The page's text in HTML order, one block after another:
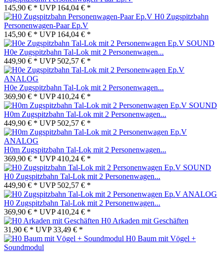
145,90 € * UVP 164,04 € *
H0 Zugspitzbahn
Personenwagen-Paar Ep.V
145,90 € * UVP 164,04 € *
H0e Zugspitzbahn Tal-Lok mit 2 Personenwagen...
449,90 € * UVP 502,57 € *
H0e Zugspitzbahn Tal-Lok mit 2 Personenwagen...
369,90 € * UVP410,24 € *
H0m Zugspitzbahn Tal-Lok mit 2 Personenwagen...
449,90 € * UVP 502,57 € *
H0m Zugspitzbahn Tal-Lok mit 2 Personenwagen...
369,90 € * UVP410,24 € *
H0 Zugspitzbahn Tal-Lok mit 2 Personenwagen...
449,90 € * UVP 502,57 € *
H0 Zugspitzbahn Tal-Lok mit 2 Personenwagen...
369,90 € * UVP410,24 € *
H0 Arkaden mit Geschäften
31,90 € * UVP33,49 € *
H0 Baum mit Vögel +
Soundmodul